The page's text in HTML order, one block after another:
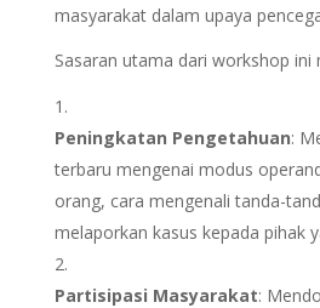
masyarakat dalam upaya
Sasaran utama dari workshop ini
Peningkatan Pengetahuan:
terbaru mengenai modus
orang, cara mengenali tanda-
melaporkan kasus kepada pihak
Partisipasi Masyarakat: